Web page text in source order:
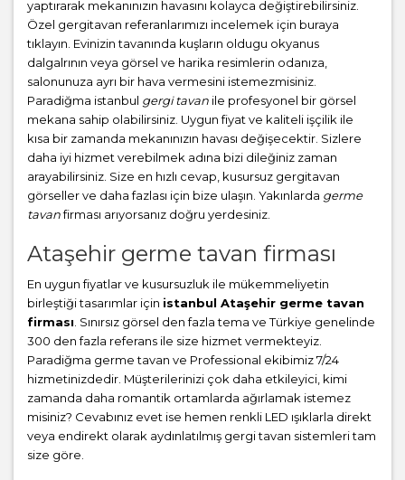
yaptırarak mekanınızın havasını kolayca değiştirebilirsiniz.
Özel gergitavan referanlarımızı incelemek için buraya
tıklayın. Evinizin tavanında kuşların oldugu okyanus
dalgalrının veya görsel ve harika resimlerin odanıza,
salonunuza ayrı bir hava vermesini istemezmisiniz.
Paradiğma istanbul gergi tavan ile profesyonel bir görsel
mekana sahip olabilirsiniz. Uygun fiyat ve kaliteli işçilik ile
kısa bir zamanda mekanınızın havası değişecektir. Sizlere
daha iyi hizmet verebilmek adına bizi dileğiniz zaman
arayabilirsiniz. Size en hızlı cevap, kusursuz gergitavan
görseller ve daha fazlası için bize ulaşın. Yakınlarda germe
tavanfirması arıyorsanız doğru yerdesiniz.
Ataşehir germe tavan firması
En uygun fiyatlar ve kusursuzluk ile mükemmeliyetin
birleştiği tasarımlar için istanbul Ataşehir germe tavan
firması . Sınırsız görsel den fazla tema ve Türkiye genelinde
300 den fazla referans ile size hizmet vermekteyiz.
Paradiğma germe tavan ve Professional ekibimiz 7/24
hizmetinizdedir. Müşterilerinizi çok daha etkileyici, kimi
zamanda daha romantik ortamlarda ağırlamak istemez
misiniz? Cevabınız evet ise hemen renkli LED ışıklarla direkt
veya endirekt olarak aydınlatılmış gergi tavan sistemleri tam
size göre.